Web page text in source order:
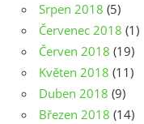
Srpen 2018 (5)
Červenec 2018 (1)
Červen 2018 (19)
Květen 2018 (11)
Duben 2018 (9)
Březen 2018 (14)